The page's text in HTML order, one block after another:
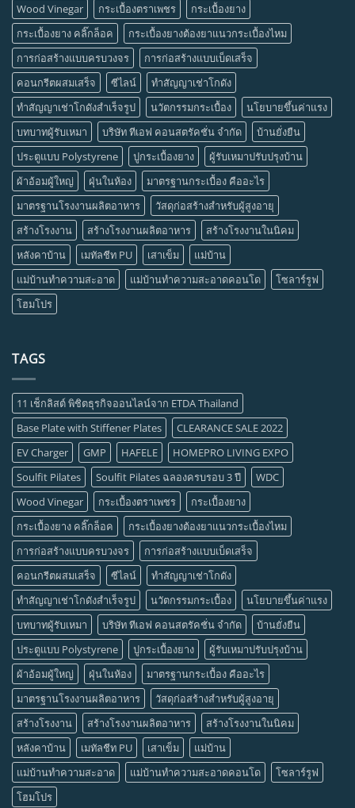
Wood Vinegar
กระเบื้องตราเพชร
กระเบื้องยาง
กระเบื้องยาง คลิ๊กล็อค
กระเบื้องยางต้องยาแนวกระเบื้องไหม
การก่อสร้างแบบครบวงจร
การก่อสร้างแบบเบ็ดเสร็จ
คอนกรีตผสมเสร็จ
ซีไลน์
ทำสัญญาเช่าโกดัง
ทำสัญญาเช่าโกดังสำเร็จรูป
นวัตกรรมกระเบื้อง
นโยบายขึ้นค่าแรง
บทบาทผู้รับเหมา
บริษัท ทีเอฟ คอนสตรัคชั่น จำกัด
บ้านยั่งยืน
ประตูแบบ Polystyrene
ปูกระเบื้องยาง
ผู้รับเหมาปรับปรุงบ้าน
ผ้าอ้อมผู้ใหญ่
ฝุ่นในห้อง
มาตรฐานกระเบื้อง คืออะไร
มาตรฐานโรงงานผลิตอาหาร
วัสดุก่อสร้างสำหรับผู้สูงอายุ
สร้างโรงงาน
สร้างโรงงานผลิตอาหาร
สร้างโรงงานในนิคม
หลังคาบ้าน
เมทัลชีท PU เสาเข็ม
แม่บ้าน
แม่บ้านทำความสะอาด
แม่บ้านทำความสะอาดคอนโด
โซลาร์รูฟ
โฮมโปร
TAGS
11 เช็กลิสต์ พิชิตธุรกิจออนไลน์จาก ETDA Thailand
Base Plate with Stiffener Plates
CLEARANCE SALE 2022
EV Charger
GMP HAFELE
HOMEPRO LIVING EXPO
Soulfit Pilates
Soulfit Pilates ฉลองครบรอบ 3 ปี
WDC
Wood Vinegar
กระเบื้องตราเพชร
กระเบื้องยาง
กระเบื้องยาง คลิ๊กล็อค
กระเบื้องยางต้องยาแนวกระเบื้องไหม
การก่อสร้างแบบครบวงจร
การก่อสร้างแบบเบ็ดเสร็จ
คอนกรีตผสมเสร็จ
ซีไลน์
ทำสัญญาเช่าโกดัง
ทำสัญญาเช่าโกดังสำเร็จรูป
นวัตกรรมกระเบื้อง
นโยบายขึ้นค่าแรง
บทบาทผู้รับเหมา
บริษัท ทีเอฟ คอนสตรัคชั่น จำกัด
บ้านยั่งยืน
ประตูแบบ Polystyrene
ปูกระเบื้องยาง
ผู้รับเหมาปรับปรุงบ้าน
ผ้าอ้อมผู้ใหญ่
ฝุ่นในห้อง
มาตรฐานกระเบื้อง คืออะไร
มาตรฐานโรงงานผลิตอาหาร
วัสดุก่อสร้างสำหรับผู้สูงอายุ
สร้างโรงงาน
สร้างโรงงานผลิตอาหาร
สร้างโรงงานในนิคม
หลังคาบ้าน
เมทัลชีท PU เสาเข็ม
แม่บ้าน
แม่บ้านทำความสะอาด
แม่บ้านทำความสะอาดคอนโด
โซลาร์รูฟ
โฮมโปร